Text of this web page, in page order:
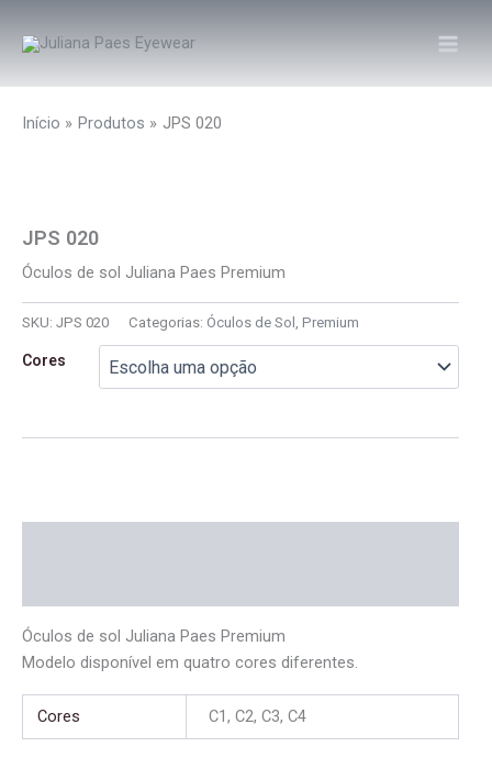
para
conteúdo
Início
Produtos JPS 020
JPS 020
Óculos de sol Juliana Paes Premium
SKU: JPS 020 Categorias: Óculos de Sol Premium
Cores
Óculos de sol Juliana Paes Premium
Modelo disponível em quatro cores diferentes.
Cores C1, C2, C3, C4